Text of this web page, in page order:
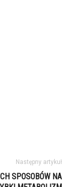
Następny artykuł
SPOSOBÓW NA